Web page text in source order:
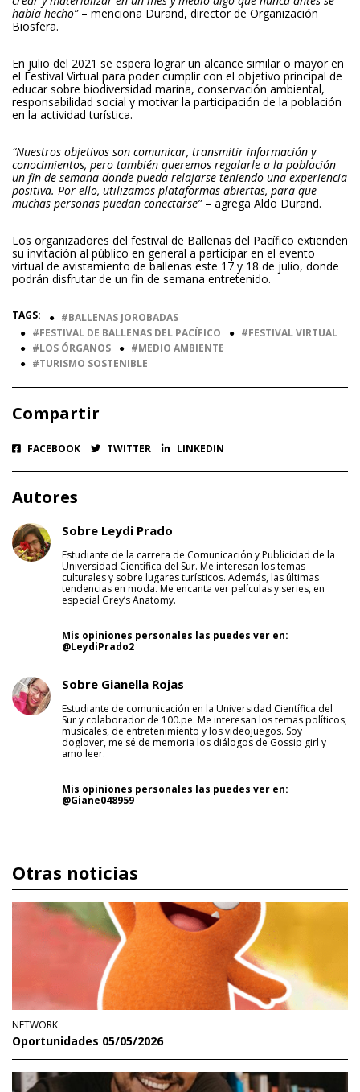
había hecho”– menciona Durand, director de Organización
Biosfera.
En julio del 2021 se espera lograr un alcance similar o mayor en
el Festival Virtual para poder cumplir con el objetivo principal de
educar sobre biodiversidad marina, conservación ambiental,
responsabilidad social y motivar la participación de la población
en la actividad turística.
“Nuestros objetivos son comunicar, transmitir información y
conocimientos, pero también queremos regalarle a la población
un fin de semana donde pueda relajarse teniendo una experiencia
positiva. Por ello, utilizamos plataformas abiertas, para que
muchas personas puedan conectarse”– agrega Aldo Durand.
Los organizadores del festival de Ballenas del Pacífico extienden
su invitación al público en general a participar en el evento
virtual de avistamiento de ballenas este 17 y 18 de julio, donde
podrán disfrutar de un fin de semana entretenido.
TAGS: ●
BALLENAS JOROBADAS
●
FESTIVAL DE BALLENAS DEL PACÍFICO ●
FESTIVAL VIRTUAL
●
LOS ÓRGANOS ●
MEDIO AMBIENTE
●
TURISMO SOSTENIBLE
Compartir
FACEBOOK TWITTER LINKEDIN
Autores
Sobre Leydi Prado
Estudiante de la carrera de Comunicación y Publicidad de la
Universidad Científica del Sur. Me interesan los temas
culturales y sobre lugares turísticos. Además, las últimas
tendencias en moda. Me encanta ver películas y series, en
especial Grey’s Anatomy.
Mis opiniones personales las puedes ver en:
@LeydiPrado2
Sobre Gianella Rojas
Estudiante de comunicación en la Universidad Científica del
Sur y colaborador de 100.pe. Me interesan los temas políticos,
musicales, de entretenimiento y los videojuegos. Soy
doglover, me sé de memoria los diálogos de Gossip girl y
amo leer.
Mis opiniones personales las puedes ver en:
@Giane048959
Otras noticias
NETWORK
Oportunidades 05/05/2026